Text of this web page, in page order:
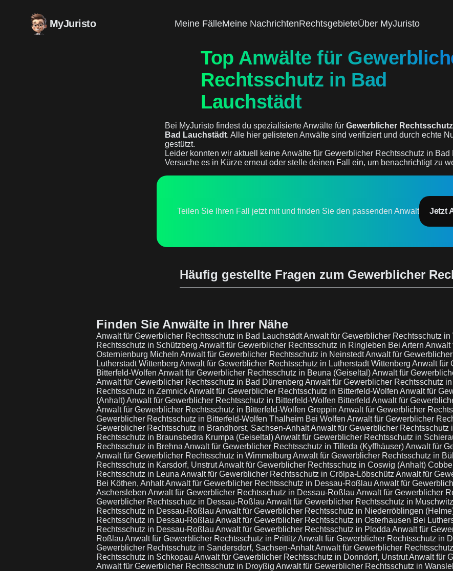
MyJuristo Meine FälleMeine NachrichtenRechtsgebieteÜber MyJuristo
Top Anwälte für
Rechtsschutz in Bad
Lauchstädt
Bei MyJuristo findest du spezialisierte Anwälte für Gewerblicher Rechtsschutz
Bad Lauchstädt. Alle hier gelisteten Anwälte sind verifiziert und durch echte
gestützt.
Leider konnten wir aktuell keine Anwälte für Gewerblicher Rechtsschutz in Bad
Versuche es in Kürze erneut oder stelle deinen Fall ein, um benachrichtigt zu
Teilen Sie Ihren Fall jetzt mit und finden Sie den passenden Anwalt Jetzt
Häufig gestellte Fragen zum Gewerblicher
Finden Sie Anwälte in Ihrer Nähe
Anwalt für Gewerblicher Rechtsschutz in Bad LauchstädtAnwalt für Gewerblicher Rechtsschutz in
Rechtsschutz in Schützberg Anwalt für Gewerblicher Rechtsschutz in Ringleben Bei Artern Anwalt
Osternienburg Micheln Anwalt für Gewerblicher Rechtsschutz in NeinstedtAnwalt für
Lutherstadt Wittenberg Anwalt für Gewerblicher Rechtsschutz in Lutherstadt Wittenberg Anwalt für
Bitterfeld-Wolfen Anwalt für Gewerblicher Rechtsschutz in Beuna (Geiseltal)Anwalt für
Anwalt für Gewerblicher Rechtsschutz in Bad Dürrenberg Anwalt für Gewerblicher Rechtsschutz
Rechtsschutz in ZemnickAnwalt für Gewerblicher Rechtsschutz in Bitterfeld-Wolfen Anwalt für
(Anhalt)Anwalt für Gewerblicher Rechtsschutz in Bitterfeld-Wolfen Bitterfeld Anwalt für
Anwalt für Gewerblicher Rechtsschutz in Bitterfeld-Wolfen Greppin Anwalt für Gewerblicher
Gewerblicher Rechtsschutz in Bitterfeld-Wolfen Thalheim Bei Wolfen Anwalt für Gewerblicher
Gewerblicher Rechtsschutz in Brandhorst, Sachsen-AnhaltAnwalt für Gewerblicher Rechtsschutz
Rechtsschutz in Braunsbedra Krumpa (Geiseltal)Anwalt für Gewerblicher Rechtsschutz in
Rechtsschutz in Brehna Anwalt für Gewerblicher Rechtsschutz in Tilleda (Kyffhäuser)Anwalt für
Anwalt für Gewerblicher Rechtsschutz in Wimmelburg Anwalt für Gewerblicher Rechtsschutz in
Rechtsschutz in Karsdorf, UnstrutAnwalt für Gewerblicher Rechtsschutz in Coswig (Anhalt)
Rechtsschutz in Leuna Anwalt für Gewerblicher Rechtsschutz in Crölpa-Löbschütz Anwalt für
Bei Köthen, AnhaltAnwalt für Gewerblicher Rechtsschutz in Dessau-Roßlau Anwalt für
Aschersleben Anwalt für Gewerblicher Rechtsschutz in Dessau-Roßlau Anwalt für Gewerblicher
Gewerblicher Rechtsschutz in Dessau-Roßlau Anwalt für Gewerblicher Rechtsschutz in Muschwitz
Rechtsschutz in Dessau-Roßlau Anwalt für Gewerblicher Rechtsschutz in Niederröblingen
Rechtsschutz in Dessau-Roßlau Anwalt für Gewerblicher Rechtsschutz in Osterhausen Bei
Rechtsschutz in Dessau-Roßlau Anwalt für Gewerblicher Rechtsschutz in Plodda Anwalt für
Roßlau Anwalt für Gewerblicher Rechtsschutz in Prittitz Anwalt für Gewerblicher Rechtsschutz in
Gewerblicher Rechtsschutz in Sandersdorf, Sachsen-AnhaltAnwalt für Gewerblicher
Rechtsschutz in Schkopau Anwalt für Gewerblicher Rechtsschutz in Donndorf, UnstrutAnwalt für
Anwalt für Gewerblicher Rechtsschutz in Droyßig Anwalt für Gewerblicher Rechtsschutz in